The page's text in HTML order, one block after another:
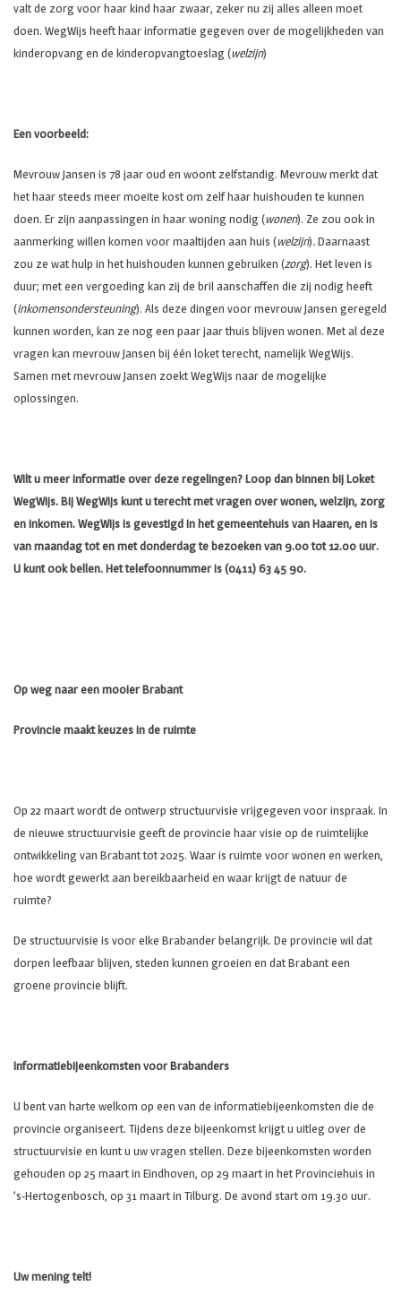
valt de zorg voor haar kind haar zwaar, zeker nu zij alles alleen moet
doen. WegWijs heeft haar informatie gegeven over de mogelijkheden van
kinderopvang en de kinderopvangtoeslag (welzijn)
Een voorbeeld:
Mevrouw Jansen is 78 jaar oud en woont zelfstandig. Mevrouw merkt dat
het haar steeds meer moeite kost om zelf haar huishouden te kunnen
doen. Er zijn aanpassingen in haar woning nodig (wonen). Ze zou ook in
aanmerking willen komen voor maaltijden aan huis (welzijn).Daarnaast
zou ze wat hulp in het huishouden kunnen gebruiken (zorg). Het leven is
duur; met een vergoeding kan zij de bril aanschaffen die zij nodig heeft
(inkomensondersteuning). Als deze dingen voor mevrouw Jansen geregeld
kunnen worden, kan ze nog een paar jaar thuis blijven wonen. Met al deze
vragen kan mevrouw Jansen bij één loket terecht, namelijk WegWijs.
Samen met mevrouw Jansen zoekt WegWijs naar de mogelijke
oplossingen.
Wilt u meer informatie over deze regelingen? Loop dan binnen bij Loket
WegWijs. Bij WegWijs kunt u terecht met vragen over wonen, welzijn, zorg
en inkomen. WegWijs is gevestigd in het gemeentehuis van Haaren, en is
van maandag tot en met donderdag te bezoeken van 9.00 tot 12.00 uur.
U kunt ook bellen. Het telefoonnummer is (0411) 63 45 90.
Op weg naar een mooier Brabant
Provincie maakt keuzes in de ruimte
Op 22 maart wordt de ontwerp structuurvisie vrijgegeven voor inspraak. In
de nieuwe structuurvisie geeft de provincie haar visie op de ruimtelijke
ontwikkeling van Brabant tot 2025. Waar is ruimte voor wonen en werken,
hoe wordt gewerkt aan bereikbaarheid en waar krijgt de natuur de
ruimte?
De structuurvisie is voor elke Brabander belangrijk. De provincie wil dat
dorpen leefbaar blijven, steden kunnen groeien en dat Brabant een
groene provincie blijft.
Informatiebijeenkomsten voor Brabanders
U bent van harte welkom op een van de informatiebijeenkomsten die de
provincie organiseert. Tijdens deze bijeenkomst krijgt u uitleg over de
structuurvisie en kunt u uw vragen stellen. Deze bijeenkomsten worden
gehouden op 25 maart in Eindhoven, op 29 maart in het Provinciehuis in
’s-Hertogenbosch, op 31 maart in Tilburg. De avond start om 19.30 uur.
Uw mening telt!